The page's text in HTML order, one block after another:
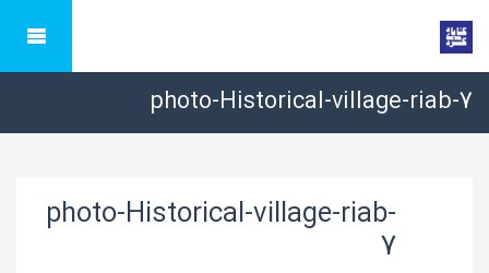
photo-Historical-village-riab-7
photo-Historical-village-riab-
7